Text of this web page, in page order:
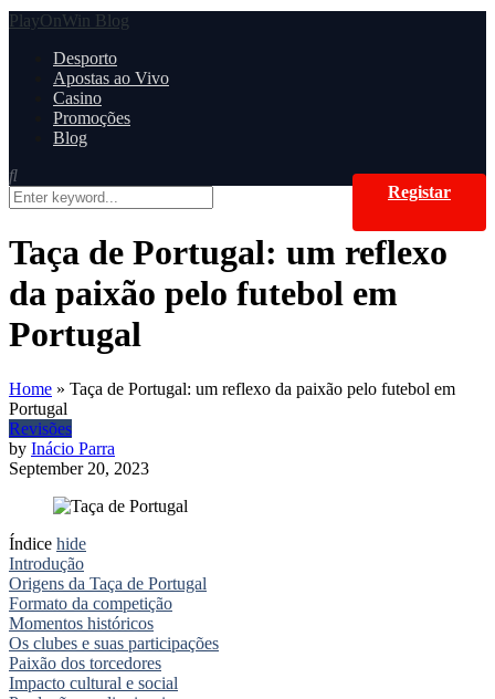
PlayOnWin Blog
Desporto
Apostas ao Vivo
Casino
Promoções
Blog
Registar
Taça de Portugal: um reflexo
da paixão pelo futebol em
Portugal
Home » Taça de Portugal: um reflexo da paixão pelo futebol em
Portugal
Revisões
by Inácio Parra
September 20, 2023
Índice hide
Introdução
Origens da Taça de Portugal
Formato da competição
Momentos históricos
Os clubes e suas participações
Paixão dos torcedores
Impacto cultural e social